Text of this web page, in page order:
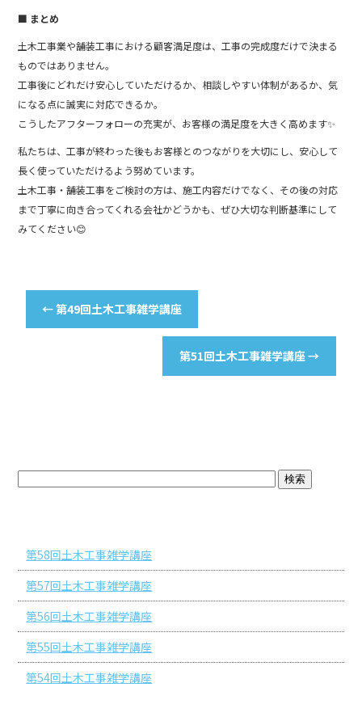
■ まとめ
土木工事業や舗装工事における顧客満足度は、工事の完成度だけで決まる
ものではありません。
工事後にどれだけ安心していただけるか、相談しやすい体制があるか、気
になる点に誠実に対応できるか。
こうしたアフターフォローの充実が、お客様の満足度を大きく高めます✨
私たちは、工事が終わった後もお客様とのつながりを大切にし、安心して
長く使っていただけるよう努めています。
土木工事・舗装工事をご検討の方は、施工内容だけでなく、その後の対応
まで丁寧に向き合ってくれる会社かどうかも、ぜひ大切な判断基準にして
みてください😊
←第49回土木工事雑学講座
第51回土木工事雑学講座→
第58回土木工事雑学講座
第57回土木工事雑学講座
第56回土木工事雑学講座
第55回土木工事雑学講座
第54回土木工事雑学講座